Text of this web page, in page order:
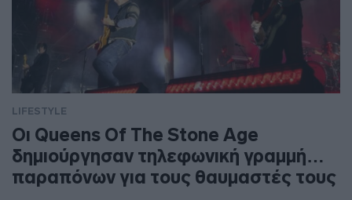
LIFESTYLE
Οι Queens Of The Stone Age
δημιούργησαν τηλεφωνική γραμμή…
παραπόνων για τους θαυμαστές τους